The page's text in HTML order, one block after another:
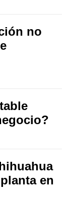
no
en